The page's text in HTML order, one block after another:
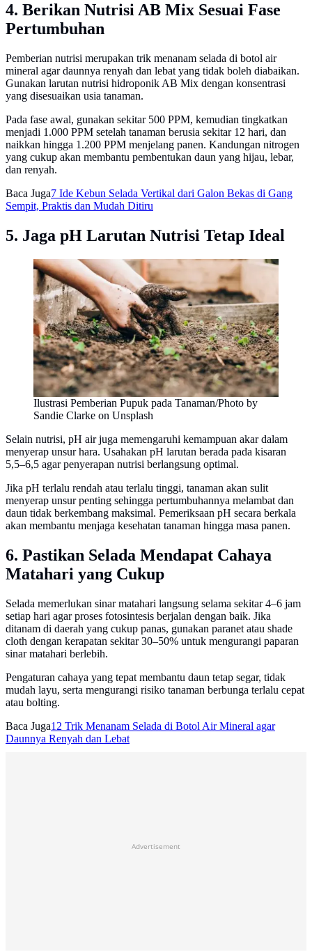
4. Berikan Nutrisi AB Mix Sesuai Fase
Pertumbuhan
Pemberian nutrisi merupakan trik menanam selada di botol air
mineral agar daunnya renyah dan lebat yang tidak boleh diabaikan.
Gunakan larutan nutrisi hidroponik AB Mix dengan konsentrasi
yang disesuaikan usia tanaman.
Pada fase awal, gunakan sekitar 500 PPM, kemudian tingkatkan
menjadi 1.000 PPM setelah tanaman berusia sekitar 12 hari, dan
naikkan hingga 1.200 PPM menjelang panen. Kandungan nitrogen
yang cukup akan membantu pembentukan daun yang hijau, lebar,
dan renyah.
Baca Juga7 Ide Kebun Selada Vertikal dari Galon Bekas di Gang
Sempit, Praktis dan Mudah Ditiru
5. Jaga pH Larutan Nutrisi Tetap Ideal
Ilustrasi Pemberian Pupuk pada Tanaman/Photo by
Sandie Clarke on Unsplash
Selain nutrisi, pH air juga memengaruhi kemampuan akar dalam
menyerap unsur hara. Usahakan pH larutan berada pada kisaran
5,5–6,5 agar penyerapan nutrisi berlangsung optimal.
Jika pH terlalu rendah atau terlalu tinggi, tanaman akan sulit
menyerap unsur penting sehingga pertumbuhannya melambat dan
daun tidak berkembang maksimal. Pemeriksaan pH secara berkala
akan membantu menjaga kesehatan tanaman hingga masa panen.
6. Pastikan Selada Mendapat Cahaya
Matahari yang Cukup
Selada memerlukan sinar matahari langsung selama sekitar 4–6 jam
setiap hari agar proses fotosintesis berjalan dengan baik. Jika
ditanam di daerah yang cukup panas, gunakan paranet atau shade
cloth dengan kerapatan sekitar 30–50% untuk mengurangi paparan
sinar matahari berlebih.
Pengaturan cahaya yang tepat membantu daun tetap segar, tidak
mudah layu, serta mengurangi risiko tanaman berbunga terlalu cepat
atau bolting.
Baca Juga12 Trik Menanam Selada di Botol Air Mineral agar
Daunnya Renyah dan Lebat
Advertisement